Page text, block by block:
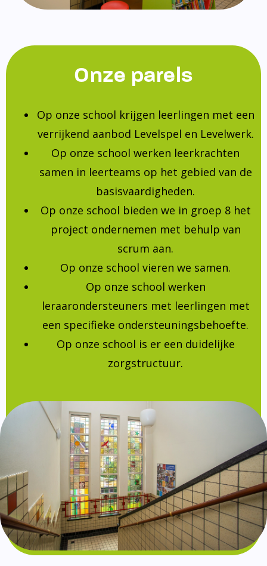
Onze parels
Op onze school krijgen leerlingen met een
verrijkend aanbod Levelspel en Levelwerk.
Op onze school werken leerkrachten
samen in leerteams op het gebied van de
basisvaardigheden.
Op onze school bieden we in groep 8 het
project ondernemen met behulp van
scrum aan.
Op onze school vieren we samen.
Op onze school werken
leraarondersteuners met leerlingen met
een specifieke ondersteuningsbehoefte.
Op onze school is er een duidelijke
zorgstructuur.